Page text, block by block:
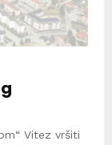
Vitez vršiti